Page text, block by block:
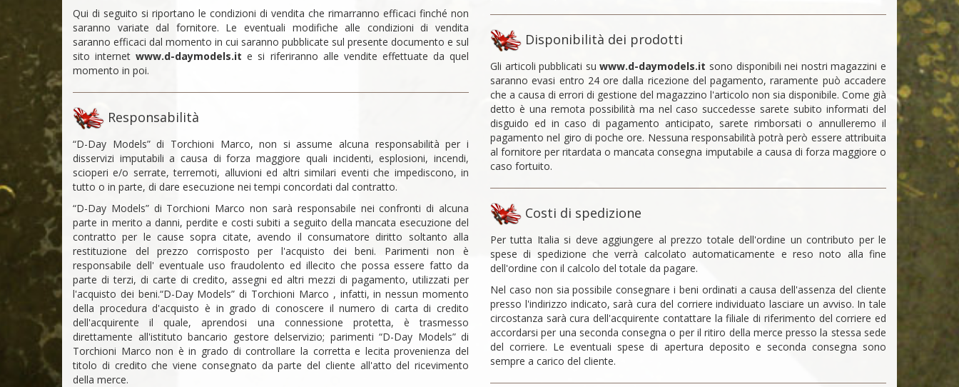
Qui di seguito si riportano le condizioni di vendita che rimarranno efficaci finché non
saranno variate dal fornitore. Le eventuali modifiche alle condizioni di vendita
saranno efficaci dal momento in cui saranno pubblicate sul presente documento e sul
sito internetwww.d-daymodels.it e si riferiranno alle vendite effettuate da quel
momento in poi.
Responsabilità
“D-Day Models” di Torchioni Marco, non si assume alcuna responsabilità per i
disservizi imputabili a causa di forza maggiore quali incidenti, esplosioni, incendi,
scioperi e/o serrate, terremoti, alluvioni ed altri similari eventi che impediscono, in
tutto o in parte, di dare esecuzione nei tempi concordati dal contratto.
“D-Day Models” di Torchioni Marco non sarà responsabile nei confronti di alcuna
parte in merito a danni, perdite e costi subiti a seguito della mancata esecuzione del
contratto per le cause sopra citate, avendo il consumatore diritto soltanto alla
restituzione del prezzo corrisposto per l'acquisto dei beni. Parimenti non è
responsabile dell' eventuale uso fraudolento ed illecito che possa essere fatto da
parte di terzi, di carte di credito, assegni ed altri mezzi di pagamento, utilizzati per
l'acquisto dei beni.“D-Day Models” di Torchioni Marco , infatti, in nessun momento
della procedura d'acquisto è in grado di conoscere il numero di carta di credito
dell'acquirente il quale, aprendosi una connessione protetta, è trasmesso
direttamente all'istituto bancario gestore delservizio; parimenti “D-Day Models” di
Torchioni Marco non è in grado di controllare la corretta e lecita provenienza del
titolo di credito che viene consegnato da parte del cliente all'atto del ricevimento
della merce.
Disponibilità dei prodotti
Gli articoli pubblicati suwww.d-daymodels.it sono disponibili nei nostri magazzini e
saranno evasi entro 24 ore dalla ricezione del pagamento, raramente può accadere
che a causa di errori di gestione del magazzino l'articolo non sia disponibile. Come già
detto è una remota possibilità ma nel caso succedesse sarete subito informati del
disguido ed in caso di pagamento anticipato, sarete rimborsati o annulleremo il
pagamento nel giro di poche ore. Nessuna responsabilità potrà però essere attribuita
al fornitore per ritardata o mancata consegna imputabile a causa di forza maggiore o
caso fortuito.
Costi di spedizione
Per tutta Italia si deve aggiungere al prezzo totale dell'ordine un contributo per le
spese di spedizione che verrà calcolato automaticamente e reso noto alla fine
dell'ordine con il calcolo del totale da pagare.
Nel caso non sia possibile consegnare i beni ordinati a causa dell'assenza del cliente
presso l'indirizzo indicato, sarà cura del corriere individuato lasciare un avviso. In tale
circostanza sarà cura dell'acquirente contattare la filiale di riferimento del corriere ed
accordarsi per una seconda consegna o per il ritiro della merce presso la stessa sede
del corriere. Le eventuali spese di apertura deposito e seconda consegna sono
sempre a carico del cliente.